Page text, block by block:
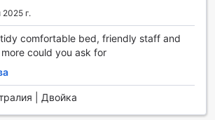
в Oasis Inn Apartments
в Кeрнс предлага на своите гости
които улесняват пътуването и
околността. Със собствен паркинг на
безплатно паркиране, което е
предпочитат да пътуват с
г.
comfortable bed, friendly staff and
could you ask for
| Двойка